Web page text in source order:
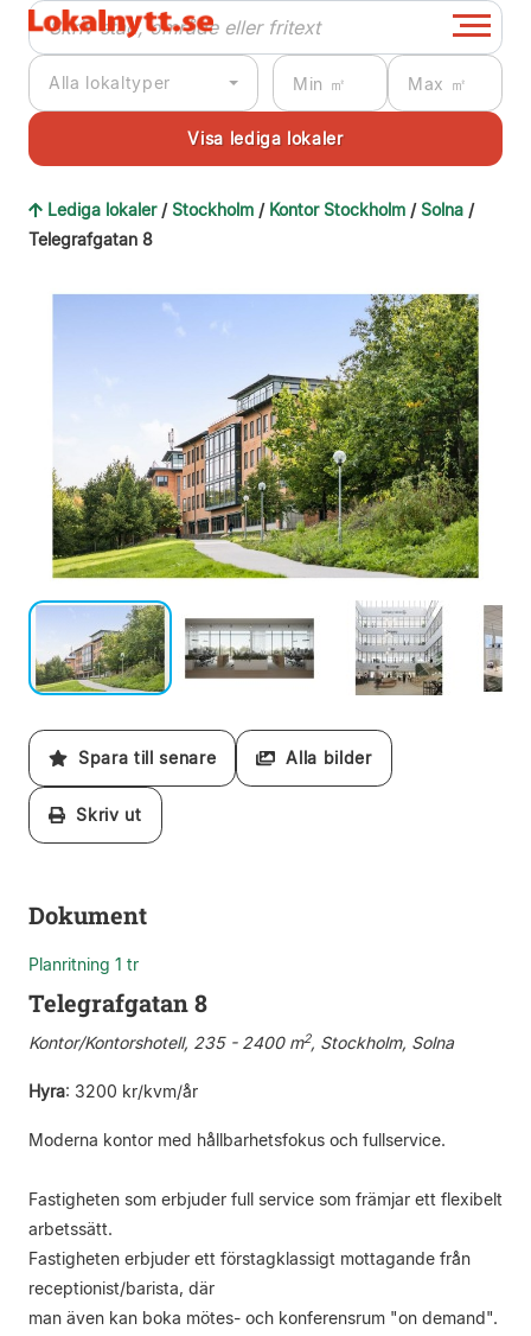
Alla lokaltyper
Lediga lokaler / Stockholm / Kontor Stockholm / Solna /
Telegrafgatan 8
Spara till senare Alla bilder
Skriv ut
Dokument
Planritning 1 tr
Telegrafgatan 8
Kontor/Kontorshotell, 235 - 2400 m2, Stockholm, Solna
Hyra: 3200 kr/kvm/år
Moderna kontor med hållbarhetsfokus och fullservice.
Fastigheten som erbjuder full service som främjar ett flexibelt
arbetssätt.
Fastigheten erbjuder ett förstagklassigt mottagande från
receptionist/barista, där
man även kan boka mötes- och konferensrum "on demand".